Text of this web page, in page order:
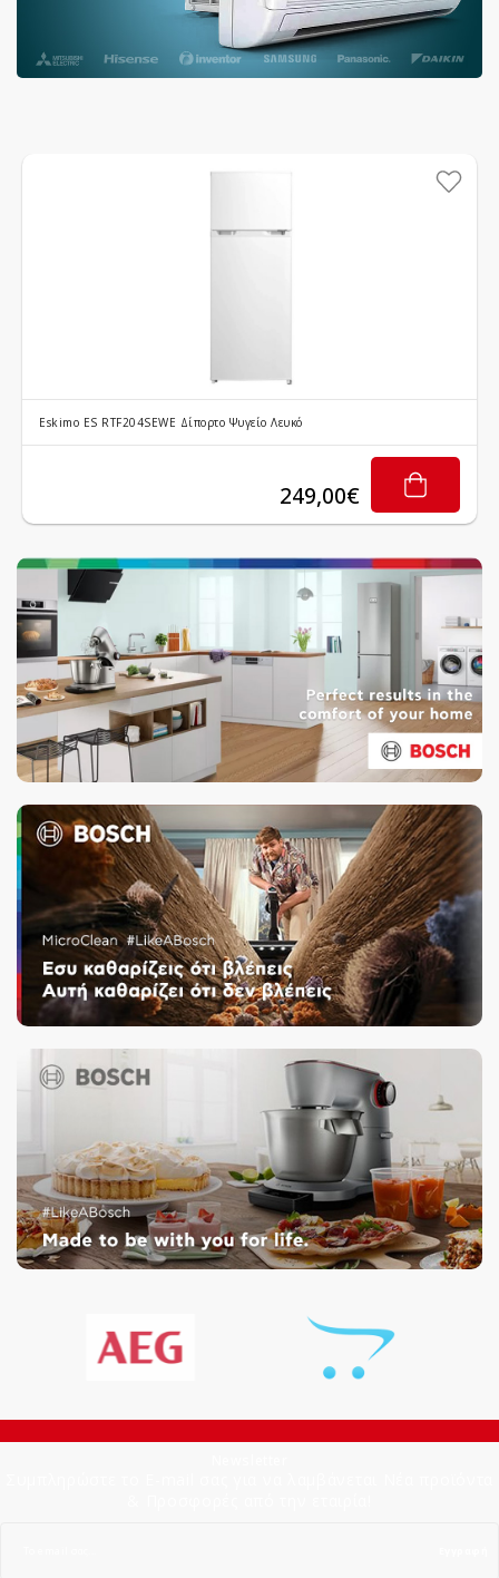
Eskimo ES RTF204SEWE Δίπορτο Ψυγείο Λευκό
249,00€